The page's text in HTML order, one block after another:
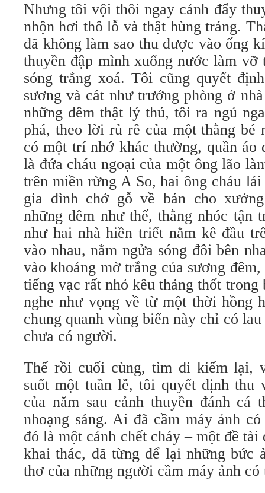
Nhưng tôi vội thôi ngay cảnh đẩy
nhộn hơi thô lỗ và thật hùng tráng.
đã không làm sao thu được vào ống
thuyền đập mình xuống nước làm vỡ
sóng trắng xoá. Tôi cũng quyết
sương và cát như trưởng phòng ở
những đêm thật lý thú, tôi ra ngủ
phá, theo lời rủ rê của một thằng bé
có một trí nhớ khác thường, quần áo
là đứa cháu ngoại của một ông lão
trên miền rừng A So, hai ông cháu
gia đình chở gỗ về bán cho
những đêm như thế, thằng nhóc tận
như hai nhà hiền triết nằm kê đầu
vào nhau, nằm ngửa sóng đôi bên
vào khoảng mờ trắng của sương
tiếng vạc rất nhỏ kêu thảng thốt trong
nghe như vọng về từ một thời hồng
chung quanh vùng biển này chỉ có
chưa có người.
Thế rồi cuối cùng, tìm đi kiếm lại,
suốt một tuần lễ, tôi quyết định thu
của năm sau cảnh thuyền đánh cá
nhoạng sáng. Ai đã cầm máy ảnh
đó là một cảnh chết cháy – một đề
khai thác, đã từng để lại những bức
thơ của những người cầm máy ảnh có